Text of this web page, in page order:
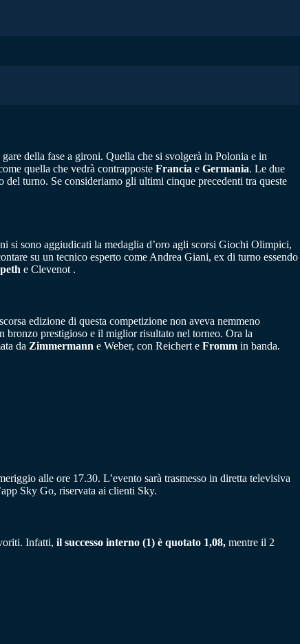
della fase a gironi. Quella che si svolgerà in Polonia e in
quella che vedrà contrapposte Francia e Germania. Le due
del turno. Se consideriamo gli ultimi cinque precedenti tra queste
si sono aggiudicati la medaglia d’oro agli scorsi Giochi Olimpici,
su un tecnico esperto come Andrea Giani, ex di turno essendo
e Clevenot .
edizione di questa competizione non aveva nemmeno
bronzo prestigioso e il miglior risultato nel torneo. Ora la
da Zimmermann e Weber, con Reichert e Fromm in banda.
alle ore 17.30. L’evento sarà trasmesso in diretta televisiva
Sky Go, riservata ai clienti Sky.
Infatti, il successo interno (1) è quotato 1,08, mentre il 2